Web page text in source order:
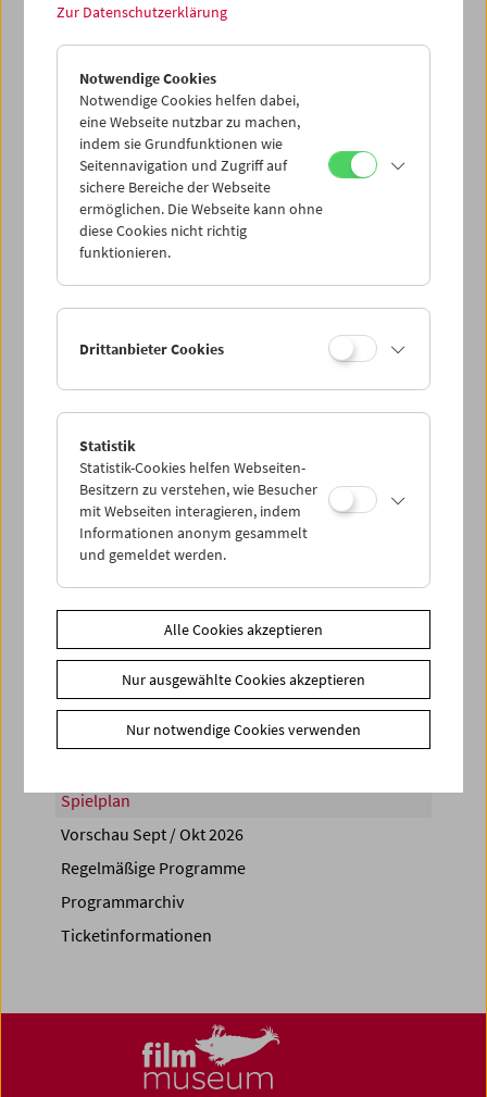
Mo 14.11.
Di 15.11.
Mi 16.11.
Do 17.11.
Sa 19.11.
PROGRAMM ÜBERBLICK
Share on
Spielplan
Vorschau Sept / Okt 2026
Regelmäßige Programme
Programmarchiv
Ticketinformationen
Zur Datenschutzerklärung
Notwendige Cookies
Notwendige Cookies helfen dabei,
eine Webseite nutzbar zu machen,
indem sie Grundfunktionen wie
Seitennavigation und Zugriff auf
sichere Bereiche der Webseite
ermöglichen. Die Webseite kann ohne
diese Cookies nicht richtig
funktionieren.
Drittanbieter Cookies
Statistik
Statistik-Cookies helfen Webseiten-
Besitzern zu verstehen, wie Besucher
mit Webseiten interagieren, indem
Informationen anonym gesammelt
und gemeldet werden.
Alle Cookies akzeptieren
Nur ausgewählte Cookies akzeptieren
Nur notwendige Cookies verwenden